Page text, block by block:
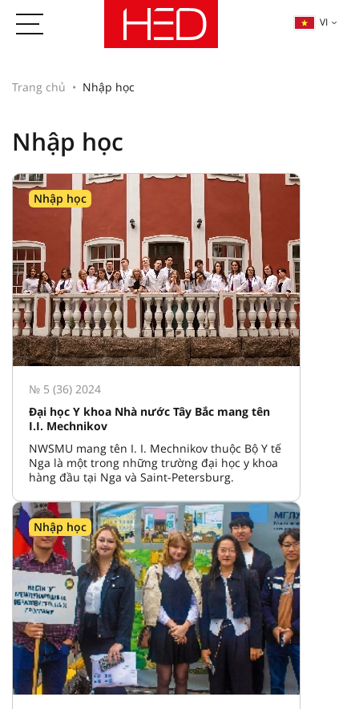
VI
Trang chủ Nhập học
Nhập học
Nhập học
№ 5 (36) 2024
Đại học Y khoa Nhà nước Tây Bắc mang tên
I.I. Mechnikov
NWSMU mang tên I. I. Mechnikov thuộc Bộ Y tế
Nga là một trong những trường đại học y khoa
hàng đầu tại Nga và Saint-Petersburg.
Nhập học